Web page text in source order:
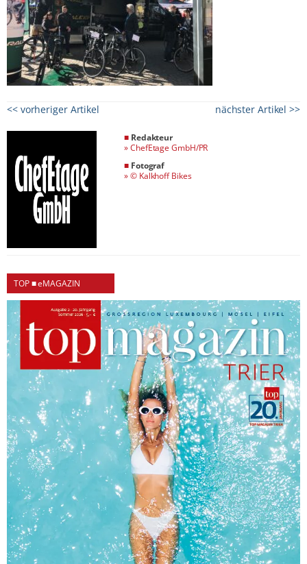
<< vorheriger Artikel nächster Artikel >>
■ Redakteur
»ChefEtage GmbH/PR
■ Fotograf
»© Kalkhoff Bikes
TOP ■ eMAGAZIN